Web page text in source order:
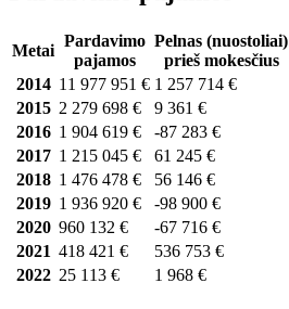
Metai
Pardavimo
pajamos
Pelnas (nuostoliai)
prieš mokesčius
2014 11 977 951 € 1 257 714 €
2015 2 279 698 € 9 361 €
2016 1 904 619 € -87 283 €
2017 1 215 045 € 61 245 €
2018 1 476 478 € 56 146 €
2019 1 936 920 € -98 900 €
2020 960 132 € -67 716 €
2021 418 421 € 536 753 €
2022 25 113 € 1 968 €